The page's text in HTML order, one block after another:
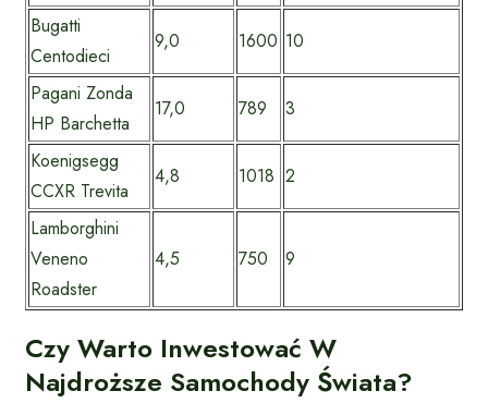
Bugatti
Centodieci
9,0 1600 10
Pagani Zonda
HP Barchetta
17,0 789 3
Koenigsegg
CCXR Trevita
4,8 1018 2
Lamborghini
Veneno
Roadster
4,5 750 9
Czy Warto Inwestować W
Najdroższe Samochody Świata?